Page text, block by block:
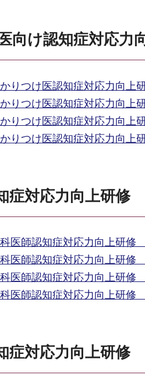
向け認知症対応力
りつけ医認知症対応力向上
りつけ医認知症対応力向上
りつけ医認知症対応力向上
りつけ医認知症対応力向上
症対応力向上研修
医師認知症対応力向上研修
医師認知症対応力向上研修
医師認知症対応力向上研修
医師認知症対応力向上研修
症対応力向上研修